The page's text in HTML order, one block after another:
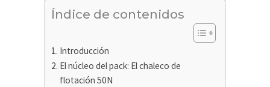
Índice de contenidos
Introducción
El núcleo del pack: El chaleco de
flotación 50N